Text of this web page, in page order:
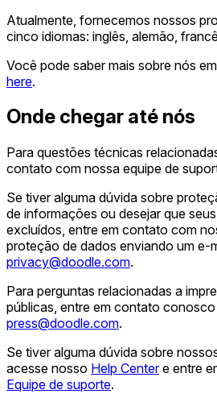
Atualmente, fornecemos nossos
cinco idiomas: inglês, alemão,
Você pode saber mais sobre nós
here.
Onde chegar até nós
Para questões técnicas
contato com nossa equipe de
Se tiver alguma dúvida sobre
de informações ou desejar que
excluídos, entre em contato com
proteção de dados enviando um e-
privacy@doodle.com.
Para perguntas relacionadas a
públicas, entre em contato
press@doodle.com.
Se tiver alguma dúvida sobre
acesse nosso Help Centere entre
Equipe de suporte.